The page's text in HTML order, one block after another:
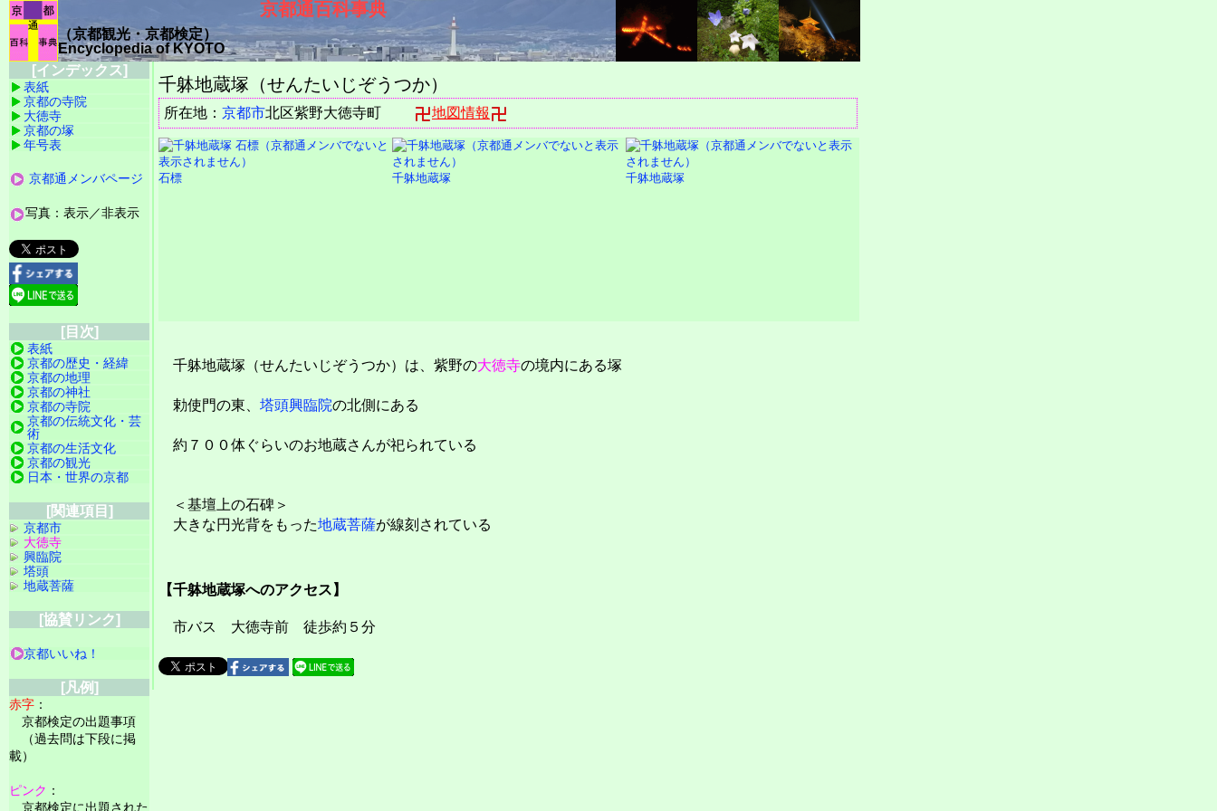
京都通百科事典
（京都観光・京都検定）
Encyclopedia of KYOTO
千躰地蔵塚（せんたいじぞうつか）
所在地： 京都市北区紫野大徳寺町 地図情報
石標 千躰地蔵塚 千躰地蔵塚
千躰地蔵塚（せんたいじぞうつか）は、紫野の大徳寺の境内にある塚
勅使門の東、 塔頭興臨院の北側にある
約７００体ぐらいのお地蔵さんが祀られている
＜基壇上の石碑＞
大きな円光背をもった地蔵菩薩が線刻されている
【千躰地蔵塚へのアクセス】
市バス 大徳寺前 徒歩約５分
[インデックス]
表紙
京都の寺院
大徳寺
京都の塚
年号表
京都通メンバページ
写真：表示／非表示
[目次]
表紙
京都の歴史・経緯
京都の地理
京都の神社
京都の寺院
京都の伝統文化・芸
術
京都の生活文化
京都の観光
日本・世界の京都
[関連項目]
京都市
大徳寺
興臨院
塔頭
地蔵菩薩
[協賛リンク]
京都いいね！
[凡例]
赤字 ：
京都検定の出題事項
（過去問は下段に掲
載）
ピンク ：
京都検定に出題された